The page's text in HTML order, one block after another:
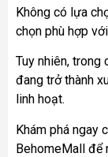
Không có lựa
chọn phù hợp
Tuy nhiên, trong
đang trở thành
linh hoạt.
Khám phá ngay
BehomeMall để